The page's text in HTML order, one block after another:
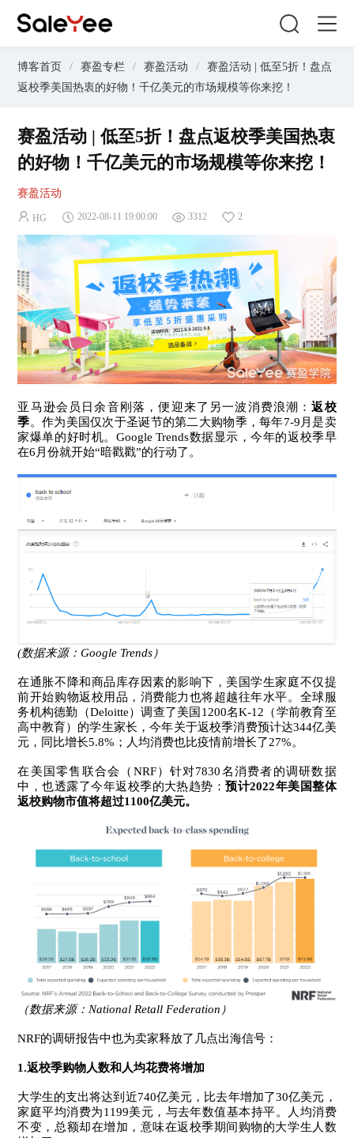
博客首页 / 赛盈专栏 / 赛盈活动 /
赛盈活动 | 低至5折！盘点
返校季美国热衷的好物！千亿美元的市场规模等你来挖！
赛盈活动 | 低至5折！盘点返校季美国热衷
的好物！千亿美元的市场规模等你来挖！
赛盈活动
HG 2022-08-11 19:00:00 3312 2
亚马逊会员日余音刚落，便迎来了另一波消费浪潮：返校
季。 作为美国仅次于圣诞节的第二大购物季，每年7-9月是卖
家爆单的好时机。Google Trends数据显示，今年的返校季早
在6月份就开始“暗戳戳”的行动了。
(数据来源：Google Trends）
在通胀不降和商品库存因素的影响下，美国学生家庭不仅提
前开始购物返校用品，消费能力也将超越往年水平。 全球服
务机构德勤（Deloitte）调查了美国1200名K-12（学前教育至
高中教育）的学生家长，今年关于返校季消费预计达344亿美
元，同比增长5.8%；人均消费也比疫情前增长了27%。
在美国零售联合会（NRF）针对7830名消费者的调研数据
中，也透露了今年返校季的大热趋势：预计2022年美国整体
返校购物市值将超过1100亿美元。
（数据来源：National Retall Federation）
NRF的调研报告中也为卖家释放了几点出海信号：
1.返校季购物人数和人均花费将增加
大学生的支出将达到近740亿美元，比去年增加了30亿美元，
家庭平均消费为1199美元，与去年数值基本持平。人均消费
不变，总额却在增加，意味在返校季期间购物的大学生人数